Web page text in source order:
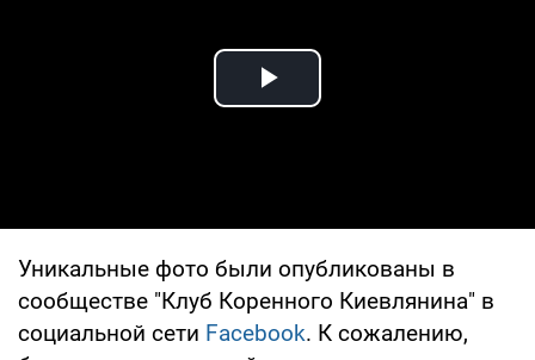
Play Video
Уникальные фото были опубликованы в
сообществе "Клуб Коренного Киевлянина" в
социальной сети Facebook. К сожалению,